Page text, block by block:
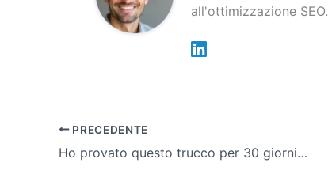
all'ottimizzazione SEO.
PRECEDENTE
Ho provato questo trucco per 30 giorni, le lumache sono sparite dal mio giardino